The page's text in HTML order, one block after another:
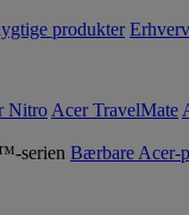
produkter
Nitro Acer TravelMate
Bærbare Acer-